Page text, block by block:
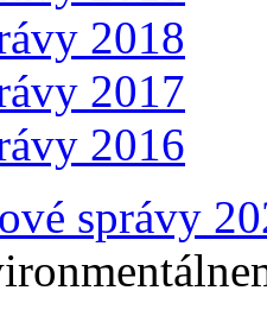
2018
2017
2016
správy